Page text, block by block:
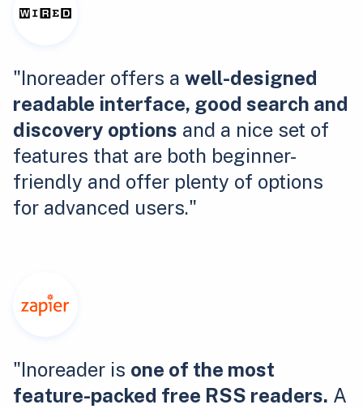
"Inoreader offers a well-designed
readable interface, good search and
discovery options and a nice set of
features that are both beginner-
friendly and offer plenty of options
for advanced users."
"Inoreader is one of the most
feature-packed free RSS readers. A